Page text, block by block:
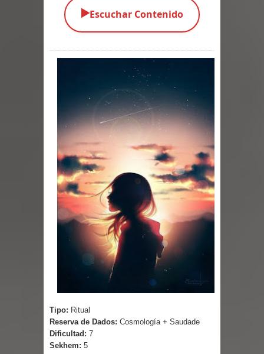
Parte 05: Los Horrores del Infierno
Parte 03: La Traición
Parte 02: Vuelve el Hijo Prodigo
Parte 01: El Comienzo
Parte 01: El Enemigo Interior
Exaltados y Muertos Vivientes
Los Muertos se Levantan (Relato)
Los Monstruos más Buscados
Parte 09: Los Muertos Cuentan
Cuentos
▶️Escuchar Contenido
Tipo: Ritual
Reserva de Dados: Cosmología + Saudade
Dificultad: 7
Sekhem: 5